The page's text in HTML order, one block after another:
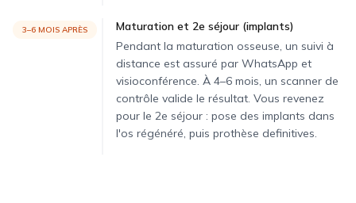
3–6 MOIS APRÈS
Maturation et 2e séjour (implants)
Pendant la maturation osseuse, un suivi à
distance est assuré par WhatsApp et
visioconférence. À 4–6 mois, un scanner de
contrôle valide le résultat. Vous revenez
pour le 2e séjour : pose des implants dans
l'os régénéré, puis prothèse definitives.